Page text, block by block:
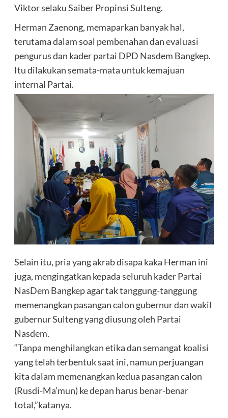
Viktor selaku Saiber Propinsi Sulteng.
Herman Zaenong, memaparkan banyak hal,
terutama dalam soal pembenahan dan evaluasi
pengurus dan kader partai DPD Nasdem Bangkep.
Itu dilakukan semata-mata untuk kemajuan
internal Partai.
Selain itu, pria yang akrab disapa kaka Herman ini
juga, mengingatkan kepada seluruh kader Partai
NasDem Bangkep agar tak tanggung-tanggung
memenangkan pasangan calon gubernur dan wakil
gubernur Sulteng yang diusung oleh Partai
Nasdem.
“Tanpa menghilangkan etika dan semangat koalisi
yang telah terbentuk saat ini, namun perjuangan
kita dalam memenangkan kedua pasangan calon
(Rusdi-Ma’mun) ke depan harus benar-benar
total,”katanya.